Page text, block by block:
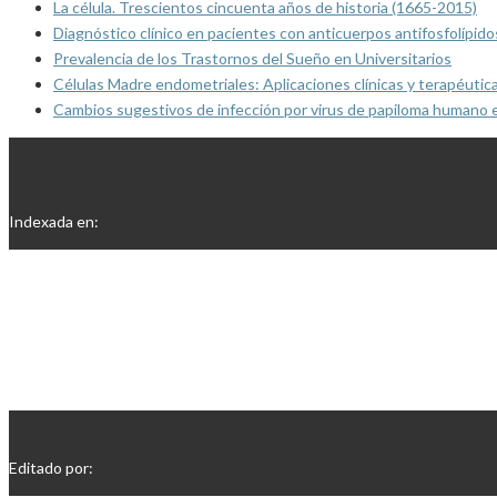
La célula. Trescientos cincuenta años de historia (1665-2015)
Diagnóstico clínico en pacientes con anticuerpos
Prevalencia de los Trastornos del Sueño en Universitarios
Células Madre endometriales: Aplicaciones clínicas y
Cambios sugestivos de infección por virus de papiloma
Indexada en:
Editado por: